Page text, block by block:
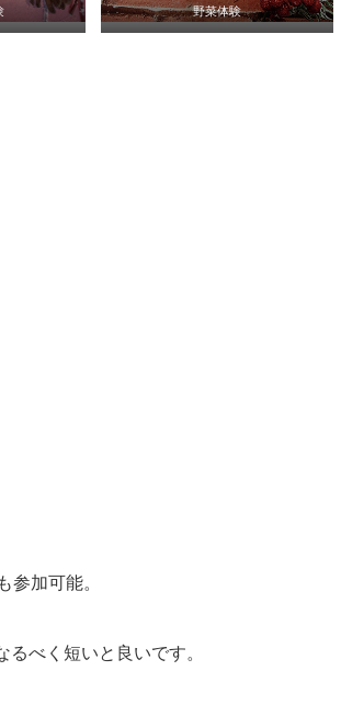
野菜体験
参加可能。
べく短いと良いです。